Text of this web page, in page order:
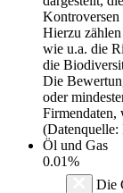
Hierzu
wie u.a. die
die
Die
oder
Firmendaten,
(Datenquelle:
Öl und Gas
0.01%
Die